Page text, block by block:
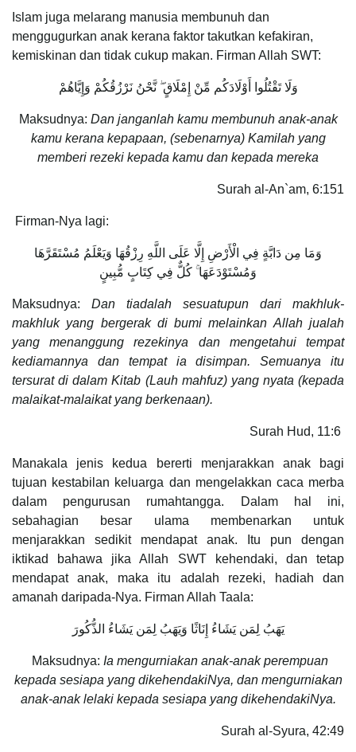
Islam juga melarang manusia membunuh dan
menggugurkan anak kerana faktor takutkan kefakiran,
kemiskinan dan tidak cukup makan. Firman Allah SWT:
وَلَا تَقْتُلُوا أَوْلَادَكُم مِّنْ إِمْلَاقٍ ۖ نَّحْنُ نَرْزُقُكُمْ وَإِيَّاهُمْ
Maksudnya: Dan janganlah kamu membunuh anak-anak
kamu kerana kepapaan, (sebenarnya) Kamilah yang
memberi rezeki kepada kamu dan kepada mereka
Surah al-An`am, 6:151
Firman-Nya lagi:
وَمَا مِن دَابَّةٍ فِي الْأَرْضِ إِلَّا عَلَى اللَّهِ رِزْقُهَا وَيَعْلَمُ مُسْتَقَرَّهَا
وَمُسْتَوْدَعَهَا ۚ كُلٌّ فِي كِتَابٍ مُّبِينٍ
Maksudnya: Dan tiadalah sesuatupun dari makhluk-
makhluk yang bergerak di bumi melainkan Allah jualah
yang menanggung rezekinya dan mengetahui tempat
kediamannya dan tempat ia disimpan. Semuanya itu
tersurat di dalam Kitab (Lauh mahfuz) yang nyata (kepada
malaikat-malaikat yang berkenaan).
Surah Hud, 11:6
Manakala jenis kedua bererti menjarakkan anak bagi
tujuan kestabilan keluarga dan mengelakkan caca merba
dalam pengurusan rumahtangga. Dalam hal ini,
sebahagian besar ulama membenarkan untuk
menjarakkan sedikit mendapat anak. Itu pun dengan
iktikad bahawa jika Allah SWT kehendaki, dan tetap
mendapat anak, maka itu adalah rezeki, hadiah dan
amanah daripada-Nya. Firman Allah Taala:
يَهَبُ لِمَن يَشَاءُ إِنَاثًا وَيَهَبُ لِمَن يَشَاءُ الذُّكُورَ
Maksudnya: Ia mengurniakan anak-anak perempuan
kepada sesiapa yang dikehendakiNya, dan mengurniakan
anak-anak lelaki kepada sesiapa yang dikehendakiNya.
Surah al-Syura, 42:49